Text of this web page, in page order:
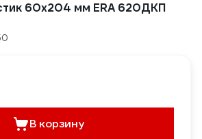
60х204 мм ERA 620ДКП
В корзину